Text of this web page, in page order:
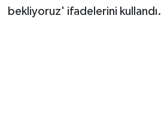
bekliyoruz' ifadelerini kullandı.